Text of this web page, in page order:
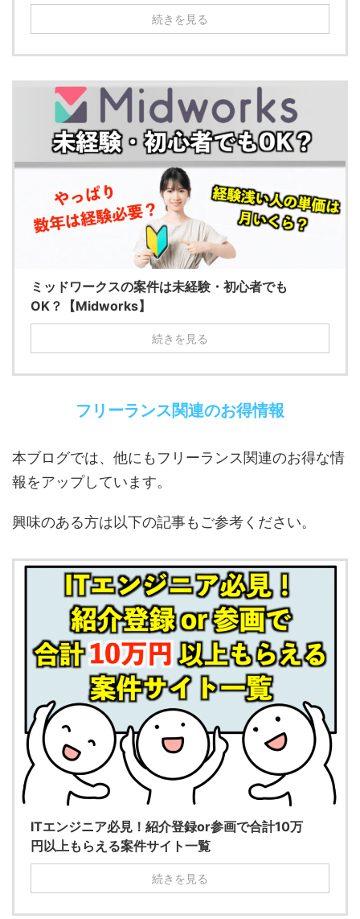
続きを見る
ミッドワークスの案件は未経験・初心者でも
OK？【Midworks】
続きを見る
フリーランス関連のお得情報
本ブログでは、他にもフリーランス関連のお得な情
報をアップしています。
興味のある方は以下の記事もご参考ください。
ITエンジニア必見！紹介登録or参画で合計10万
円以上もらえる案件サイト一覧
続きを見る